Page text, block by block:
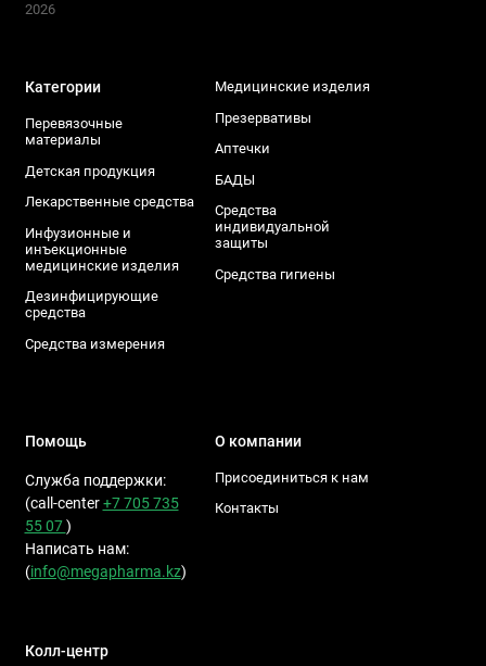
2026
Категории
Перевязочные
материалы
Детская продукция
Лекарственные средства
Инфузионные и
инъекционные
медицинские изделия
Дезинфицирующие
средства
Средства измерения
Медицинские изделия
Презервативы
Аптечки
БАДЫ
Средства
индивидуальной
защиты
Средства гигиены
Помощь
Служба поддержки:
(call-center+7 705 735
55 07)
Написать нам:
(info@megapharma.kz)
О компании
Присоединиться к нам
Контакты
Колл-центр